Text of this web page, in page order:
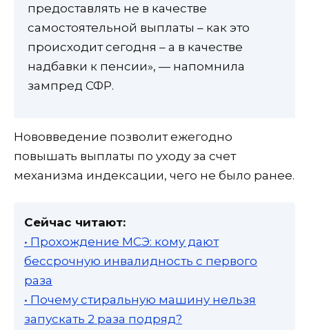
предоставлять не в качестве
самостоятельной выплаты – как это
происходит сегодня – а в качестве
надбавки к пенсии», — напомнила
зампред СФР.
Нововведение позволит ежегодно
повышать выплаты по уходу за счет
механизма индексации, чего не было ранее.
Сейчас читают:
• Прохождение МСЭ: кому дают
бессрочную инвалидность с первого
раза
• Почему стиральную машину нельзя
запускать 2 раза подряд?